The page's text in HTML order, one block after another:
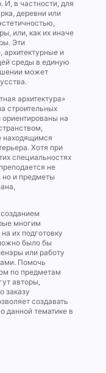
И, в частности, для
деревни или
или, как их иначе
Эти
и
среды в единую
может
архитектура»
строительных
на
Хотя при
специальностях
не
но и предметы
многим
их подготовку
было бы
или работу
Помочь
по предметам
авторы,
заказу
создавать
данной тематике в